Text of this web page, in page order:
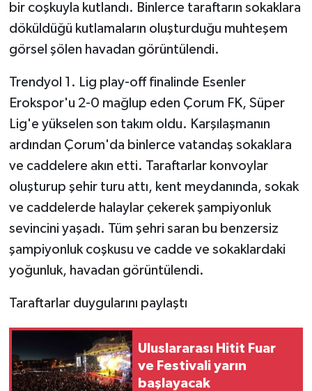
bir coşkuyla kutlandı. Binlerce taraftarın sokaklara
döküldüğü kutlamaların oluşturduğu muhteşem
görsel şölen havadan görüntülendi.
Trendyol 1. Lig play-off finalinde Esenler
Erokspor'u 2-0 mağlup eden Çorum FK, Süper
Lig'e yükselen son takım oldu. Karşılaşmanın
ardından Çorum'da binlerce vatandaş sokaklara
ve caddelere akın etti. Taraftarlar konvoylar
oluşturup şehir turu attı, kent meydanında, sokak
ve caddelerde halaylar çekerek şampiyonluk
sevincini yaşadı. Tüm şehri saran bu benzersiz
şampiyonluk coşkusu ve cadde ve sokaklardaki
yoğunluk, havadan görüntülendi.
Taraftarlar duygularını paylaştı
Uluslararası Hitit Fuar
ve Festivali yarın
başlayacak